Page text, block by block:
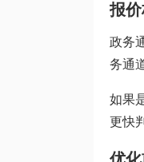
报
政务
务通
如果
更快